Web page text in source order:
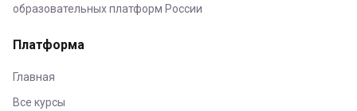
образовательных платформ России
Платформа
Главная
Все курсы